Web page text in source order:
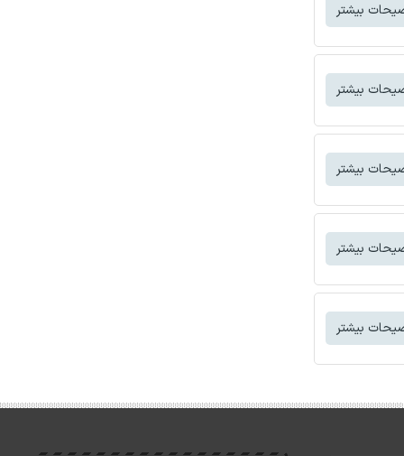
بیشتر
بیشتر
بیشتر
بیشتر
بیشتر